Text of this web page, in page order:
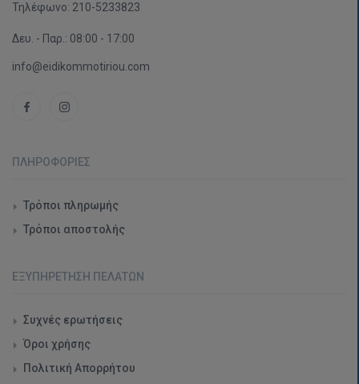
Τηλέφωνο: 210-5233823
Δευ. - Παρ.: 08:00 - 17:00
info@eidikommotiriou.com
ΠΛΗΡΟΦΟΡΊΕΣ
Τρόποι πληρωμής
Τρόποι αποστολής
ΕΞΥΠΗΡΈΤΗΣΗ ΠΕΛΑΤΏΝ
Συχνές ερωτήσεις
Όροι χρήσης
Πολιτική Απορρήτου